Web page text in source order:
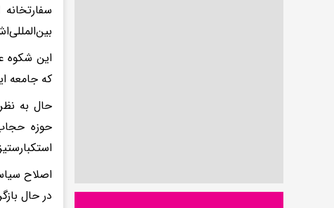
این شکوه
که جامعه
حال به
حوزه
اصلاح
در حال